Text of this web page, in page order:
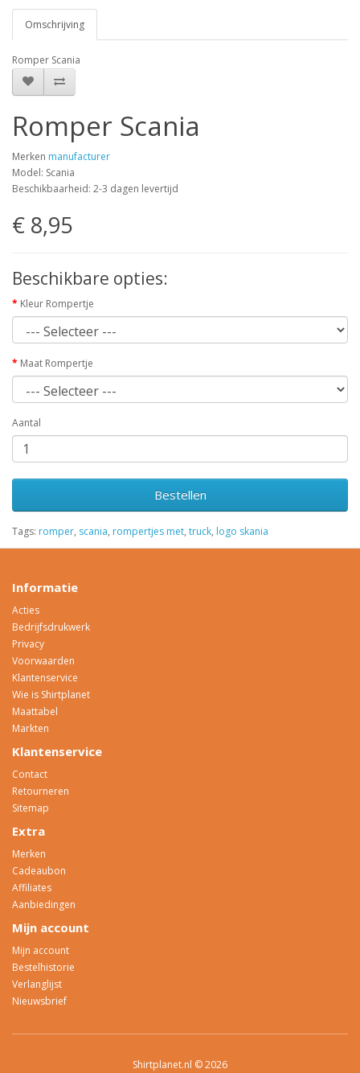
Omschrijving
Romper Scania
Romper Scania
Merken manufacturer
Model: Scania
Beschikbaarheid: 2-3 dagen levertijd
€ 8,95
Beschikbare opties:
Kleur Rompertje
Maat Rompertje
Aantal
Bestellen
Tags: romper, scania, rompertjes met, truck, logo skania
Informatie
Acties
Bedrijfsdrukwerk
Privacy
Voorwaarden
Klantenservice
Wie is Shirtplanet
Maattabel
Markten
Klantenservice
Contact
Retourneren
Sitemap
Extra
Merken
Cadeaubon
Affiliates
Aanbiedingen
Mijn account
Mijn account
Bestelhistorie
Verlanglijst
Nieuwsbrief
Shirtplanet.nl © 2026